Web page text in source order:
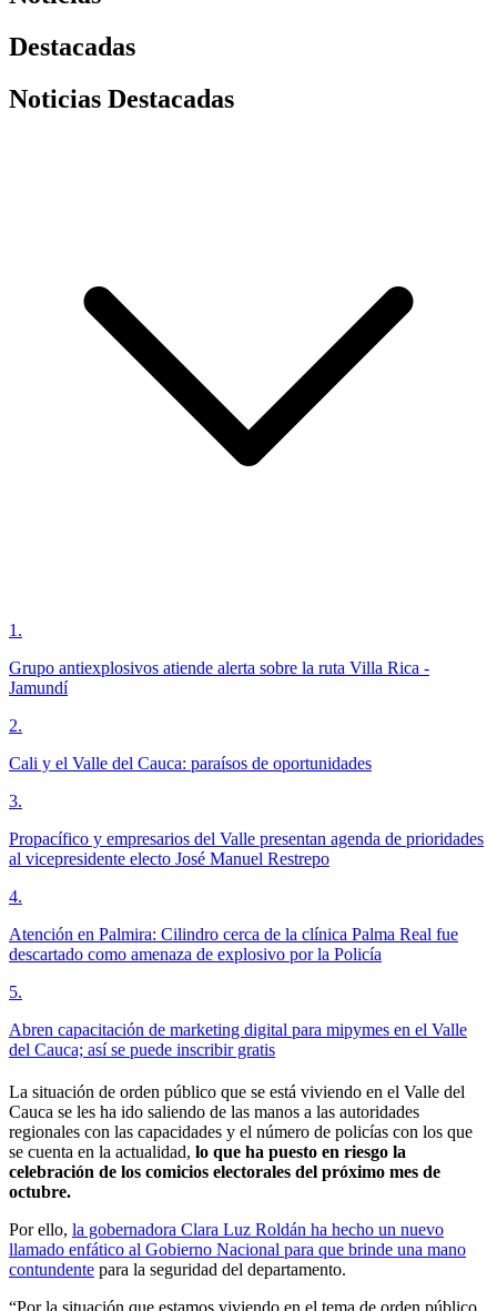
Destacadas
Noticias Destacadas
1 .
Grupo antiexplosivos atiende alerta sobre la ruta Villa Rica -
Jamundí
2.
Cali y el Valle del Cauca: paraísos de oportunidades
3.
Propacífico y empresarios del Valle presentan agenda de prioridades
al vicepresidente electo José Manuel Restrepo
4.
Atención en Palmira: Cilindro cerca de la clínica Palma Real fue
descartado como amenaza de explosivo por la Policía
5.
Abren capacitación de marketing digital para mipymes en el Valle
del Cauca; así se puede inscribir gratis
La situación de orden público que se está viviendo en el Valle del
Cauca se les ha ido saliendo de las manos a las autoridades
regionales con las capacidades y el número de policías con los que
se cuenta en la actualidad, lo que ha puesto en riesgo la
celebración de los comicios electorales del próximo mes de
octubre.
Por ello, la gobernadora Clara Luz Roldán ha hecho un nuevo
llamado enfático al Gobierno Nacional para que brinde una mano
contundente para la seguridad del departamento.
“Por la situación que estamos viviendo en el tema de orden público